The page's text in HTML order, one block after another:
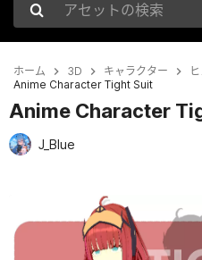
アセットの検索
ホーム 3D キャラクター
Anime Character Tight Suit
Anime Character
J_Blue
現在のスライド：1 / 6